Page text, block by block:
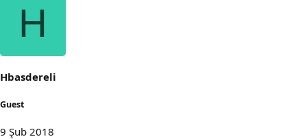
s
:
H
Hbasdereli
Guest
9 Şub 2018